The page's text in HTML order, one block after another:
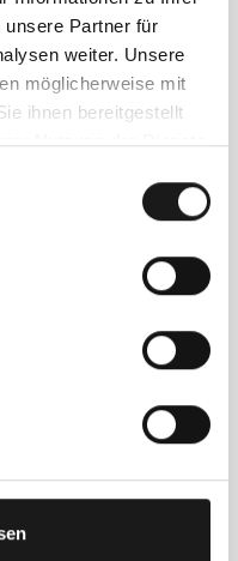
unsere Partner für
weiter. Unsere
möglicherweise mit
ihnen bereitgestellt
Nutzung der Dienste